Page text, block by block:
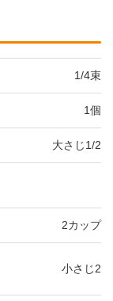
1/4束
1個
大さじ1/2
2カップ
小さじ2